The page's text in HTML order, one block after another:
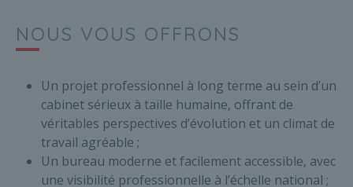
NOUS VOUS OFFRONS
Un projet professionnel à long terme au sein d’un
cabinet sérieux à taille humaine, offrant de
véritables perspectives d’évolution et un climat de
travail agréable ;
Un bureau moderne et facilement accessible, avec
une visibilité professionnelle à l’échelle national ;